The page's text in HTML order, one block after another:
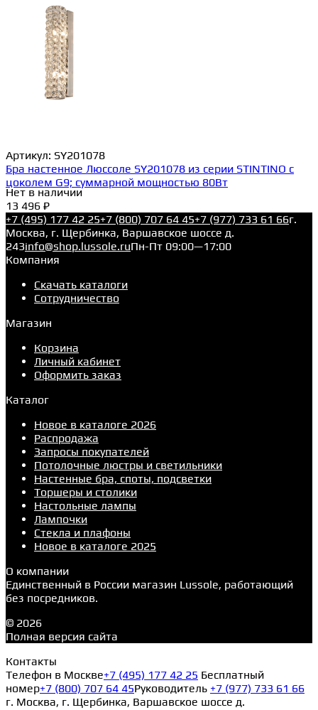
Артикул: SY201078
Бра настенное Люссоле SY201078 из серии STINTINO с
цоколем G9; суммарной мощностью 80Вт
Нет в наличии
13 496 ₽
+7 (495) 177 42 25+7 (800) 707 64 45+7 (977) 733 61 66г.
Москва, г. Щербинка, Варшавское шоссе д.
243info@shop.lussole.ruПн-Пт 09:00—17:00
Компания
Скачать каталоги
Сотрудничество
Магазин
Корзина
Личный кабинет
Оформить заказ
Каталог
Новое в каталоге 2026
Распродажа
Запросы покупателей
Потолочные люстры и светильники
Настенные бра, споты, подсветки
Торшеры и столики
Настольные лампы
Лампочки
Стекла и плафоны
Новое в каталоге 2025
О компании
Единственный в России магазин Lussole, работающий
без посредников.
© 2026
Полная версия сайта
Контакты
Телефон в Москве+7 (495) 177 42 25 Бесплатный
номер+7 (800) 707 64 45Руководитель +7 (977) 733 61 66
г. Москва, г. Щербинка, Варшавское шоссе д.